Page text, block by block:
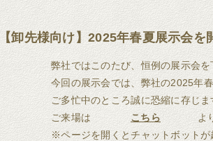
【卸先様向け】2025年春夏展示会を
弊社ではこのたび、恒例の展示会
今回の展示会では、弊社の2025年
ご多忙中のところ誠に恐縮に存じ
ご来場は
こちら
より
※ページを開くとチャットボットが